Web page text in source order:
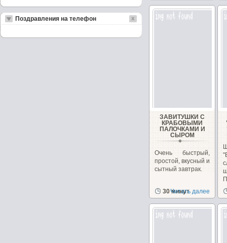
творожными...
ЗАВИТУШКИ С
КРАБОВЫМИ
ПАЛОЧКАМИ И
СЫРОМ
Очень быстрый,
простой, вкусный и
сытный завтрак.
30 минут
Читать далее
Поздравления на телефон